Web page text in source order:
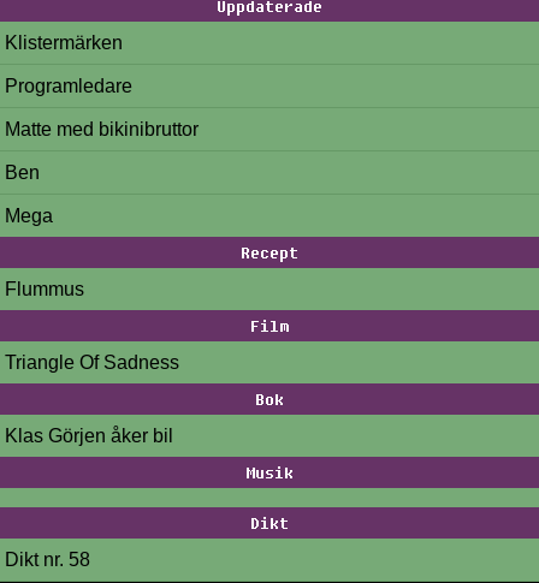
Uppdaterade
Klistermärken
Programledare
Matte med bikinibruttor
Ben
Mega
Recept
Flummus
Film
Triangle Of Sadness
Bok
Klas Görjen åker bil
Musik
Dikt
Dikt nr. 58